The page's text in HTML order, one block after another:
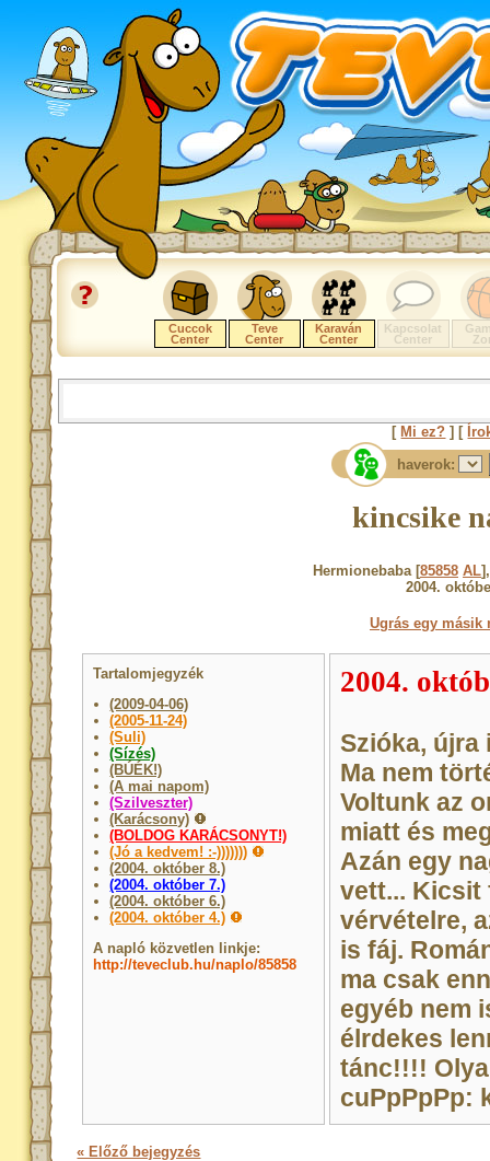
Cuccok
Center
Teve
Center
Karaván
Center
Kapcsolat
Center
[ Mi ez? ] [
haverok:
kincsike
Hermionebaba [85858 AL
2004.
Ugrás egy másik
Tartalomjegyzék
(2009-04-06)
(2005-11-24)
(Suli)
(Sízés)
(BÚÉK!)
(A mai napom)
(Szilveszter)
(Karácsony)
(BOLDOG KARÁCSONYT!)
(Jó a kedvem! :-)))))))
(2004. október 8.)
(2004. október 7.)
(2004. október 6.)
(2004. október 4.)
A napló közvetlen linkje:
http://teveclub.hu/naplo/85858
2004.
Szióka, újra
Ma nem
Voltunk az
miatt és
Azán egy
vett... Kicsit
vérvételre,
is fáj.
ma csak
egyéb nem
élrdekes
tánc!!!!
cuPpPpPp:
« Előző bejegyzés